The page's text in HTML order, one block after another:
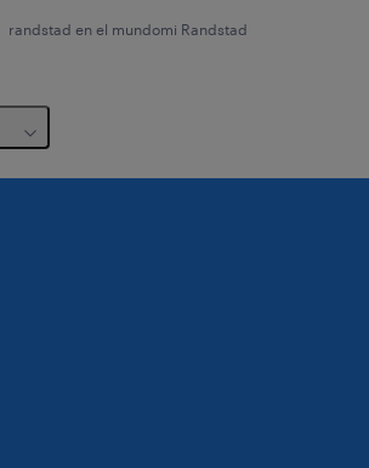
randstad en el mundomi Randstad